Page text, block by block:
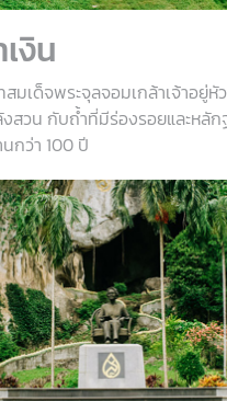
งิน
มเด็จพระจุลจอมเกล้าเจ้าอยู่หั
งสวน กับถ้ำที่มีร่องรอยและหลั
กว่า 100 ปี